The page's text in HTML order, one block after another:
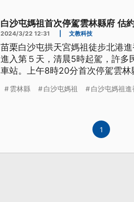
白沙屯媽祖首次停駕雲林縣府 估
2024/3/22 12:31 文教科技
苗栗白沙屯拱天宮媽祖徒步北港
進入第５天，清晨5時起駕，許多
車站。上午8時20分首次停駕雲林
雲林縣 白沙屯媽祖 白沙屯媽祖進
1